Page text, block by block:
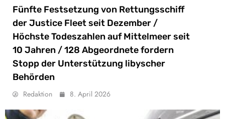
Fünfte Festsetzung von Rettungsschiff
der Justice Fleet seit Dezember /
Höchste Todeszahlen auf Mittelmeer seit
10 Jahren / 128 Abgeordnete fordern
Stopp der Unterstützung libyscher
Behörden
Redaktion 8. April 2026